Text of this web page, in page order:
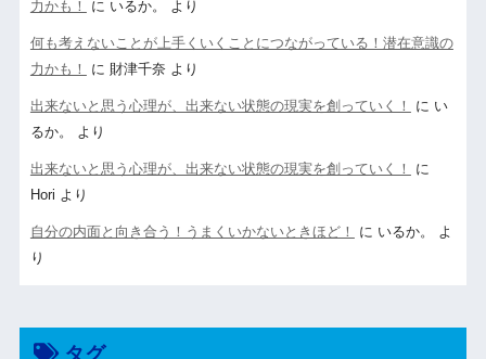
力かも！
に いるか。 より
何も考えないことが上手くいくことにつながっている！潜在意識の
力かも！
に 財津千奈より
出来ないと思う心理が、出来ない状態の現実を創っていく！ に い
るか。
より
出来ないと思う心理が、出来ない状態の現実を創っていく！
に
Hori より
自分の内面と向き合う！うまくいかないときほど！ に いるか。
よ
り